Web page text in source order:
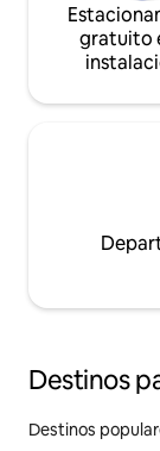
gratuito
Destinos
Destinos